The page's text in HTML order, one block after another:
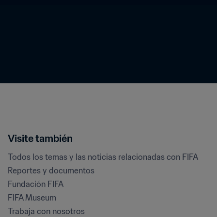
Visite también
Todos los temas y las noticias relacionadas con FIFA
Reportes y documentos
Fundación FIFA
FIFA Museum
Trabaja con nosotros